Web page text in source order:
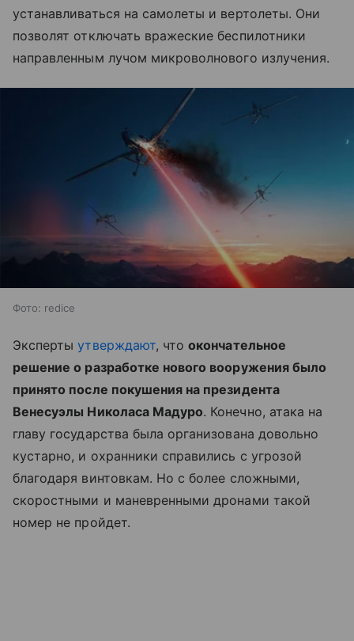
устанавливаться на самолеты и вертолеты. Они
позволят отключать вражеские беспилотники
направленным лучом микроволнового излучения.
Фото: redice
Экспертыутверждают, чтоокончательное
решение о разработке нового вооружения было
принято после покушения на президента
Венесуэлы Николаса Мадуро. Конечно, атака на
главу государства была организована довольно
кустарно, и охранники справились с угрозой
благодаря винтовкам. Но с более сложными,
скоростными и маневренными дронами такой
номер не пройдет.